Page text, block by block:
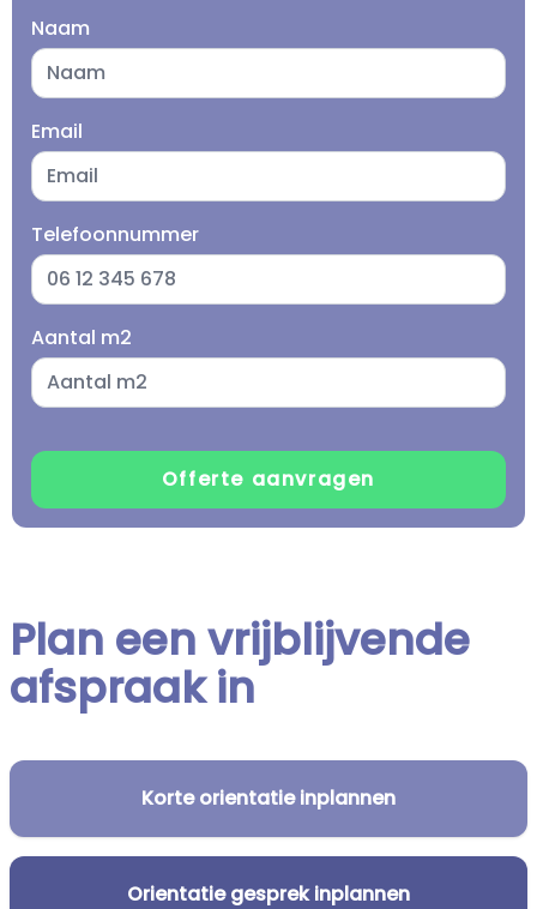
Naam
Email
Telefoonnummer
Aantal m2
Plan een vrijblijvende
afspraak in
Korte orientatie inplannen
Orientatie gesprek inplannen